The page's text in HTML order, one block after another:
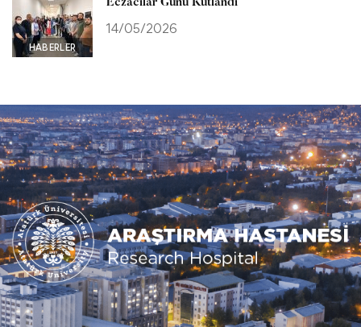
HABERLER
Eczacılar Günü Kutlandı
14/05/2026